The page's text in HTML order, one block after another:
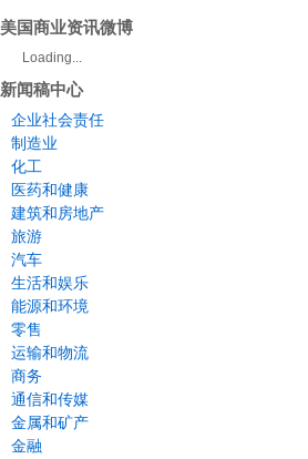
美国商业资讯微博
Loading...
新闻稿中心
企业社会责任
制造业
化工
医药和健康
建筑和房地产
旅游
汽车
生活和娱乐
能源和环境
零售
运输和物流
商务
通信和传媒
金属和矿产
金融